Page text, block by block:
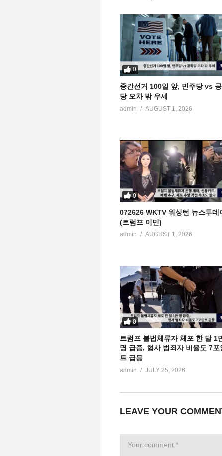
0
중간선거 100일 앞, 민주당 vs
당 오차 밖 우세
admin AUGUST 1, 2026
0
072626 WKTV 워싱턴 뉴스투데
(트럼프 이민)
admin AUGUST 1, 2026
0
트럼프 불법체류자 체포 한 달 1
명 급증, 형사 범죄자 비율도 7포
트 급등
admin JULY 25, 2026
LEAVE YOUR